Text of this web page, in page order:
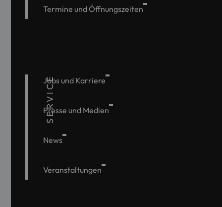
Termine und Öffnungszeiten
SERVICE
Jobs und Karriere
Presse und Medien
News
Veranstaltungen